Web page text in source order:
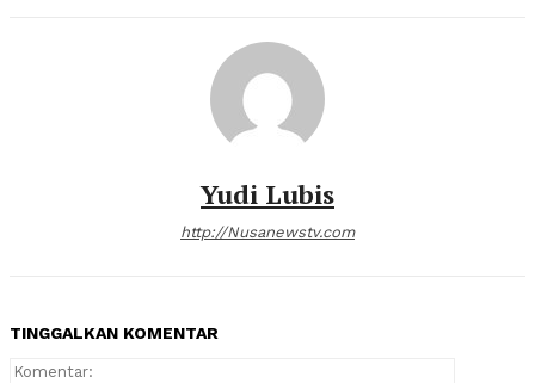
Yudi Lubis
http://Nusanewstv.com
TINGGALKAN KOMENTAR